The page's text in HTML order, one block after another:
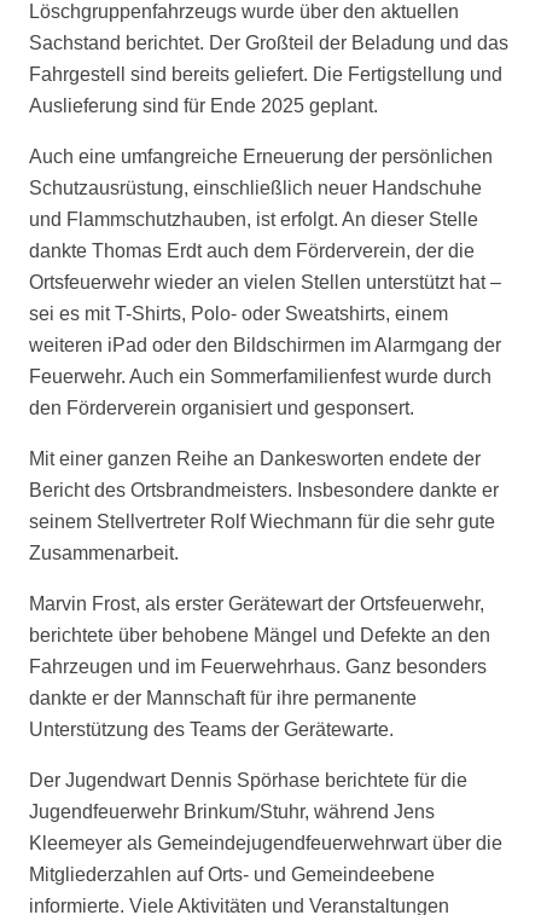
Löschgruppenfahrzeugs wurde über den aktuellen
Sachstand berichtet. Der Großteil der Beladung und das
Fahrgestell sind bereits geliefert. Die Fertigstellung und
Auslieferung sind für Ende 2025 geplant.
Auch eine umfangreiche Erneuerung der persönlichen
Schutzausrüstung, einschließlich neuer Handschuhe
und Flammschutzhauben, ist erfolgt. An dieser Stelle
dankte Thomas Erdt auch dem Förderverein, der die
Ortsfeuerwehr wieder an vielen Stellen unterstützt hat –
sei es mit T-Shirts, Polo- oder Sweatshirts, einem
weiteren iPad oder den Bildschirmen im Alarmgang der
Feuerwehr. Auch ein Sommerfamilienfest wurde durch
den Förderverein organisiert und gesponsert.
Mit einer ganzen Reihe an Dankesworten endete der
Bericht des Ortsbrandmeisters. Insbesondere dankte er
seinem Stellvertreter Rolf Wiechmann für die sehr gute
Zusammenarbeit.
Marvin Frost, als erster Gerätewart der Ortsfeuerwehr,
berichtete über behobene Mängel und Defekte an den
Fahrzeugen und im Feuerwehrhaus. Ganz besonders
dankte er der Mannschaft für ihre permanente
Unterstützung des Teams der Gerätewarte.
Der Jugendwart Dennis Spörhase berichtete für die
Jugendfeuerwehr Brinkum/Stuhr, während Jens
Kleemeyer als Gemeindejugendfeuerwehrwart über die
Mitgliederzahlen auf Orts- und Gemeindeebene
informierte. Viele Aktivitäten und Veranstaltungen